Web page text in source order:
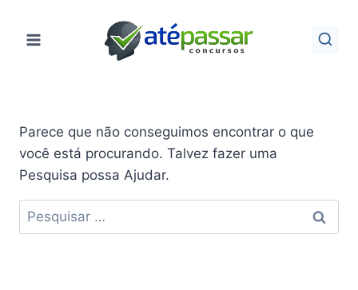
para
Parece que não conseguimos encontrar o que
você está procurando. Talvez fazer uma
Pesquisa possa Ajudar.
Pesquisar
por: